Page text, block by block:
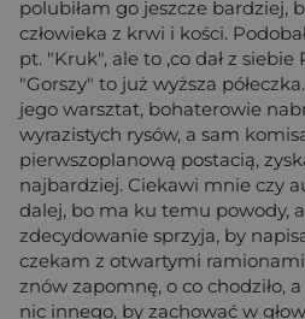
polubiłam go jeszcze bardziej,
człowieka z krwi i kości.
pt. "Kruk", ale to ,co dał z
"Gorszy" to już wyższa
jego warsztat, bohaterowie
wyrazistych rysów, a sam
pierwszoplanową postacią,
najbardziej. Ciekawi mnie czy
dalej, bo ma ku temu powody,
zdecydowanie sprzyja, by
czekam z otwartymi
znów zapomnę, o co chodziło,
nic innego, by zachować w